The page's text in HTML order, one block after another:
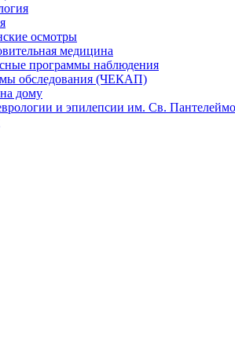
осмотры
медицина
программы наблюдения
обследования (ЧЕКАП)
дому
и эпилепсии им. Св.